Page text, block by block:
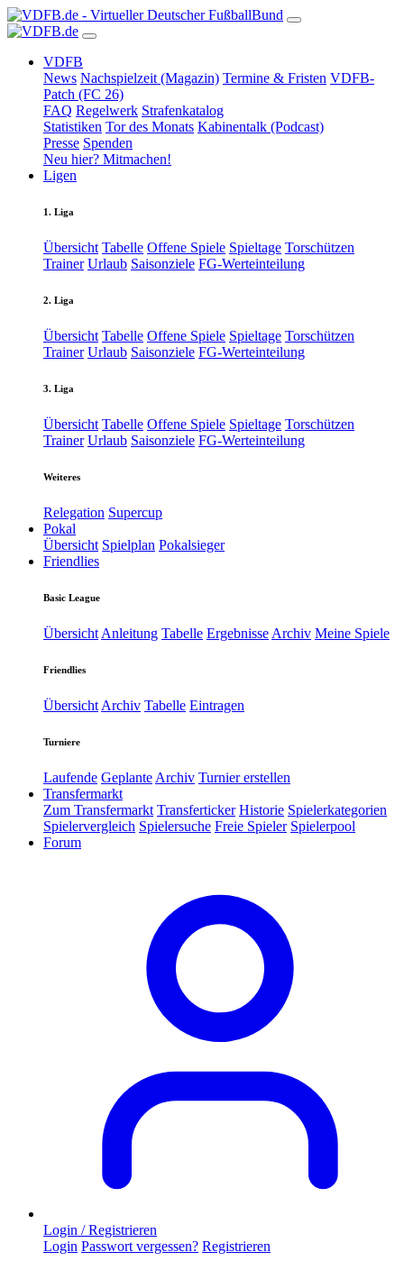
VDFB
News Nachspielzeit (Magazin) Termine & Fristen VDFB-
Patch (FC 26)
FAQ Regelwerk Strafenkatalog
Statistiken Tor des Monats Kabinentalk (Podcast)
Presse Spenden
Neu hier? Mitmachen!
Ligen
1. Liga
Übersicht Tabelle Offene Spiele Spieltage Torschützen
Trainer Urlaub Saisonziele FG-Werteinteilung
2. Liga
Übersicht Tabelle Offene Spiele Spieltage Torschützen
Trainer Urlaub Saisonziele FG-Werteinteilung
3. Liga
Übersicht Tabelle Offene Spiele Spieltage Torschützen
Trainer Urlaub Saisonziele FG-Werteinteilung
Weiteres
Relegation Supercup
Pokal
Übersicht Spielplan Pokalsieger
Friendlies
Basic League
Übersicht Anleitung Tabelle Ergebnisse Archiv Meine Spiele
Friendlies
Übersicht Archiv Tabelle Eintragen
Turniere
Laufende Geplante Archiv Turnier erstellen
Transfermarkt
Zum Transfermarkt Transferticker Historie Spielerkategorien
Spielervergleich Spielersuche Freie Spieler Spielerpool
Forum
Login / Registrieren
Login Passwort vergessen? Registrieren